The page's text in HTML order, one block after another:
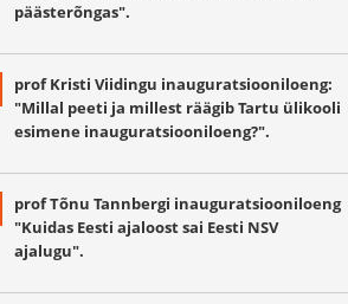
päästerõngas".
prof Kristi Viidingu inauguratsiooniloeng:
"Millal peeti ja millest räägib Tartu ülikooli
esimene inauguratsiooniloeng?".
prof Tõnu Tannbergi inauguratsiooniloeng
"Kuidas Eesti ajaloost sai Eesti NSV
ajalugu".